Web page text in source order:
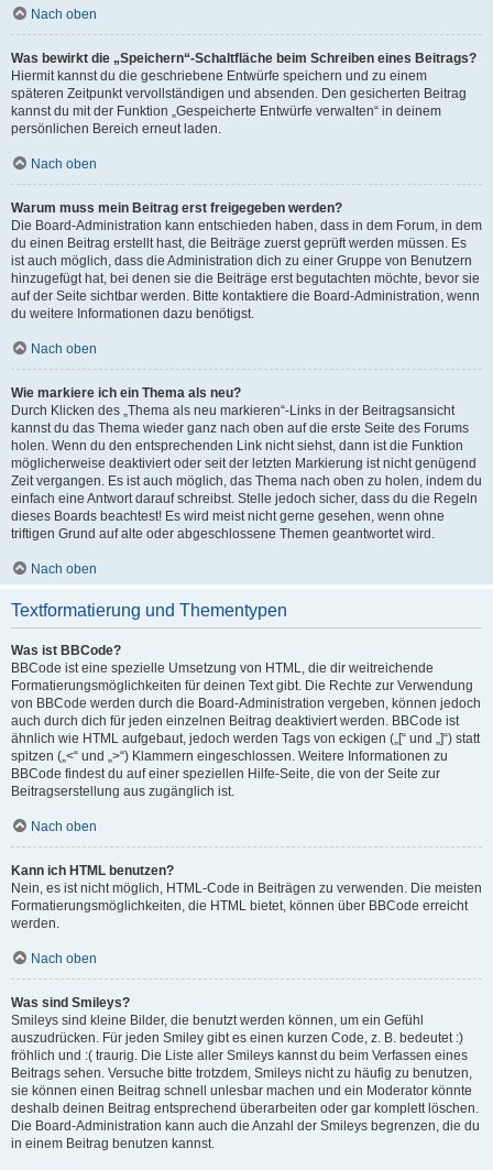
Nach oben
Was bewirkt die „Speichern“-Schaltfläche beim Schreiben eines Beitrags?
Hiermit kannst du die geschriebene Entwürfe speichern und zu einem
späteren Zeitpunkt vervollständigen und absenden. Den gesicherten Beitrag
kannst du mit der Funktion „Gespeicherte Entwürfe verwalten“ in deinem
persönlichen Bereich erneut laden.
Nach oben
Warum muss mein Beitrag erst freigegeben werden?
Die Board-Administration kann entschieden haben, dass in dem Forum, in dem
du einen Beitrag erstellt hast, die Beiträge zuerst geprüft werden müssen. Es
ist auch möglich, dass die Administration dich zu einer Gruppe von Benutzern
hinzugefügt hat, bei denen sie die Beiträge erst begutachten möchte, bevor sie
auf der Seite sichtbar werden. Bitte kontaktiere die Board-Administration, wenn
du weitere Informationen dazu benötigst.
Nach oben
Wie markiere ich ein Thema als neu?
Durch Klicken des „Thema als neu markieren“-Links in der Beitragsansicht
kannst du das Thema wieder ganz nach oben auf die erste Seite des Forums
holen. Wenn du den entsprechenden Link nicht siehst, dann ist die Funktion
möglicherweise deaktiviert oder seit der letzten Markierung ist nicht genügend
Zeit vergangen. Es ist auch möglich, das Thema nach oben zu holen, indem du
einfach eine Antwort darauf schreibst. Stelle jedoch sicher, dass du die Regeln
dieses Boards beachtest! Es wird meist nicht gerne gesehen, wenn ohne
triftigen Grund auf alte oder abgeschlossene Themen geantwortet wird.
Nach oben
Textformatierung und Thementypen
Was ist BBCode?
BBCode ist eine spezielle Umsetzung von HTML, die dir weitreichende
Formatierungsmöglichkeiten für deinen Text gibt. Die Rechte zur Verwendung
von BBCode werden durch die Board-Administration vergeben, können jedoch
auch durch dich für jeden einzelnen Beitrag deaktiviert werden. BBCode ist
ähnlich wie HTML aufgebaut, jedoch werden Tags von eckigen („[“ und „]“) statt
spitzen („<“ und „>“) Klammern eingeschlossen. Weitere Informationen zu
BBCode findest du auf einer speziellen Hilfe-Seite, die von der Seite zur
Beitragserstellung aus zugänglich ist.
Nach oben
Kann ich HTML benutzen?
Nein, es ist nicht möglich, HTML-Code in Beiträgen zu verwenden. Die meisten
Formatierungsmöglichkeiten, die HTML bietet, können über BBCode erreicht
werden.
Nach oben
Was sind Smileys?
Smileys sind kleine Bilder, die benutzt werden können, um ein Gefühl
auszudrücken. Für jeden Smiley gibt es einen kurzen Code, z. B. bedeutet :)
fröhlich und :( traurig. Die Liste aller Smileys kannst du beim Verfassen eines
Beitrags sehen. Versuche bitte trotzdem, Smileys nicht zu häufig zu benutzen,
sie können einen Beitrag schnell unlesbar machen und ein Moderator könnte
deshalb deinen Beitrag entsprechend überarbeiten oder gar komplett löschen.
Die Board-Administration kann auch die Anzahl der Smileys begrenzen, die du
in einem Beitrag benutzen kannst.